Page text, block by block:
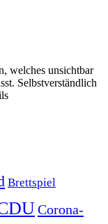
welches unsichtbar
Selbstverständlich
Brettspiel
Corona-